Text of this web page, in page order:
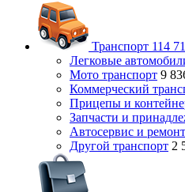
Транспорт 114
Легковые
Мото транспорт 9
Коммерческий
Прицепы и
Запчасти и
Автосервис и ремонт
Другой транспорт 2